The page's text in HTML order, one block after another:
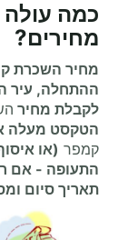
כמה עולה
מחירים?
מחיר השכרת
ההתחלה, עיר
לקבלת מחיר
הטקסט מעלה
קמפר (או
התעופה - אם
תאריך סיום